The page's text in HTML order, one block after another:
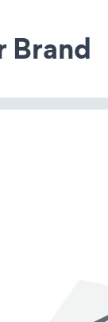
Brand